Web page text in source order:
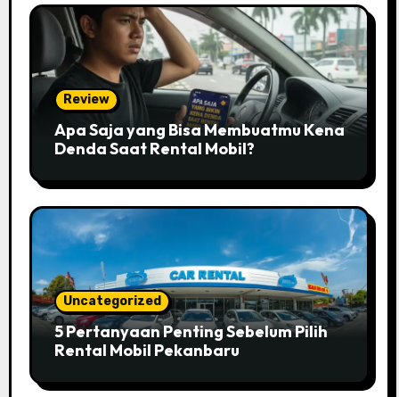
Review
Apa Saja yang Bisa Membuatmu Kena
Denda Saat Rental Mobil?
Uncategorized
5 Pertanyaan Penting Sebelum Pilih
Rental Mobil Pekanbaru